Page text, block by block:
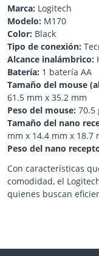
Marca: Logitech
Modelo: M170
Color: Black
Tipo de conexión:
Alcance inalámbrico:
Batería: 1 batería AA
Tamaño del mouse
61.5 mm x 35.2 mm
Peso del mouse: 70.5
Tamaño del nano
mm x 14.4 mm x 18.7
Peso del nano
Con características
comodidad, el
quienes buscan